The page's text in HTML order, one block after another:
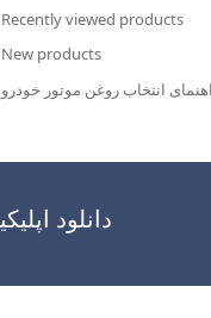
Recently viewed products
New products
انتخاب روغن موتور خودرو